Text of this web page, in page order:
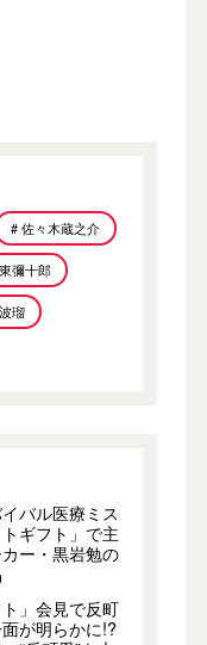
# 佐々木蔵之介
彌十郎
瑠
バル医療ミス
ギフト」で主
ー・黒岩勉の
ト」会見で反町
が明らかに!?